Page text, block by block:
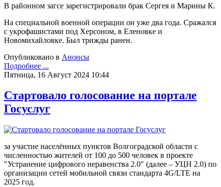
В районном загсе зарегистрировали брак Сергея и Марины К.
На специальной военной операции он уже два года. Сражался
с укрофашистами под Херсоном, в Еленовке и
Новомихайловке. Был трижды ранен.
Опубликовано в Анонсы
Подробнее ...
Пятница, 16 Август 2024 10:44
Стартовало голосование на портале
Госуслуг
за участие населённых пунктов Волгоградской области с
численностью жителей от 100 до 500 человек в проекте
"Устранение цифрового неравенства 2.0" (далее – УЦН 2.0) по
организации сетей мобильной связи стандарта 4G/LTE на
2025 год.